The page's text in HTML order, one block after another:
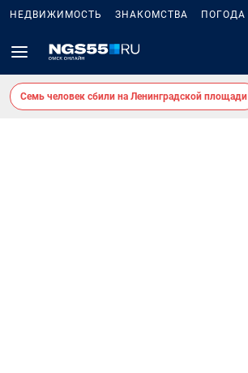
НЕДВИЖИМОСТЬ ЗНАКОМСТВА ПОГОДА
Семь человек сбили на Ленинградской площади